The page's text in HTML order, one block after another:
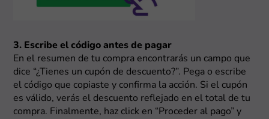
3. Escribe el código antes de pagar
En el resumen de tu compra encontrarás un campo que
dice “¿Tienes un cupón de descuento?”. Pega o escribe
el código que copiaste y confirma la acción. Si el cupón
es válido, verás el descuento reflejado en el total de tu
compra. Finalmente, haz click en “Proceder al pago” y